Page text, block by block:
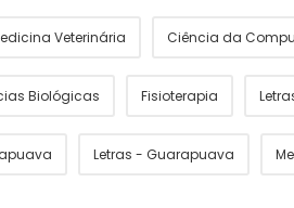
Veterinária Ciência da
Biológicas Fisioterapia
Letras - Guarapuava